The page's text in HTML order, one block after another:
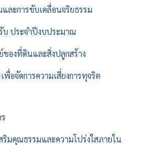
ละการขับเคลื่อนจริยธรรม
บ ประจำปีงบประมาณ
องที่ดินและสิ่งปลูกสร้าง
พื่อจัดการความเสี่ยงการทุจริต
ริมคุณธรรมและความโปร่งใสภายใน